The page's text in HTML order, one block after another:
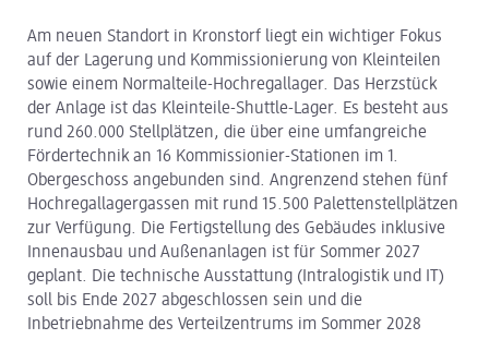
Am neuen Standort in Kronstorf liegt ein wichtiger Fokus
auf der Lagerung und Kommissionierung von Kleinteilen
sowie einem Normalteile-Hochregallager. Das Herzstück
der Anlage ist das Kleinteile-Shuttle-Lager. Es besteht aus
rund 260.000 Stellplätzen, die über eine umfangreiche
Fördertechnik an 16 Kommissionier-Stationen im 1.
Obergeschoss angebunden sind. Angrenzend stehen fünf
Hochregallagergassen mit rund 15.500 Palettenstellplätzen
zur Verfügung. Die Fertigstellung des Gebäudes inklusive
Innenausbau und Außenanlagen ist für Sommer 2027
geplant. Die technische Ausstattung (Intralogistik und IT)
soll bis Ende 2027 abgeschlossen sein und die
Inbetriebnahme des Verteilzentrums im Sommer 2028